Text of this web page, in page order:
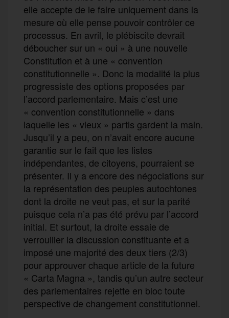
elle accepte de le faire uniquement dans la
mesure où elle pense pouvoir contrôler ce
processus. En avril, le plébiscite devrait
déboucher sur un « oui » à une nouvelle
Constitution et à une « convention
constitutionnelle ». Donc la modalité la plus
progressiste des options proposées par
l’accord parlementaire. Mais c’est une
« convention constitutionnelle » dans
laquelle les « vieux » partis gardent la main.
Jusqu’il y a peu, on n’avait encore aucune
garantie sur le fait que les listes
indépendantes, de citoyens, pourraient se
présenter. Il y a encore des négociations sur
la représentation des peuples autochtones
dont la droite ne veut pas, et sur la parité
puisque cela n’a pas été prévu par l’accord
initial. Et surtout, la droite essaie de
verrouiller la discussion constituante et a
imposé une majorité des deux tiers (2/3)
pour approuver chaque article de la future
« Carta Magna », tandis qu’un autre secteur
des parlementaires rejette en bloc toute
perspective de changement constitutionnel.